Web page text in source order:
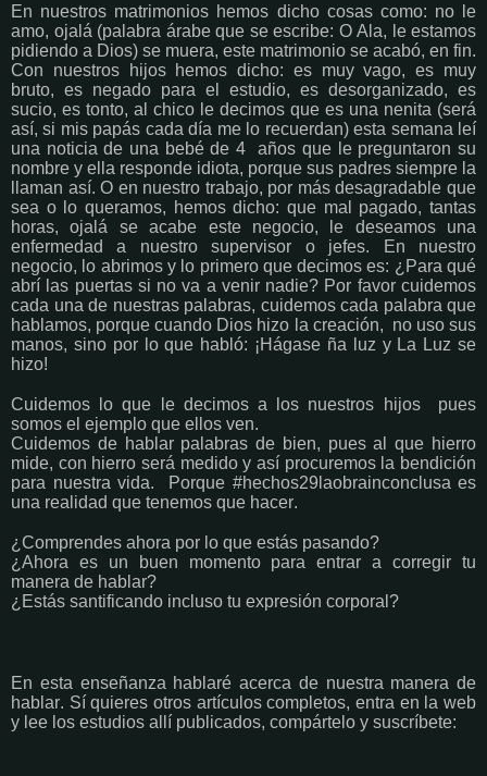
En nuestros matrimonios hemos dicho cosas como: no le
amo, ojalá (palabra árabe que se escribe: O Ala, le estamos
pidiendo a Dios) se muera, este matrimonio se acabó, en fin.
Con nuestros hijos hemos dicho: es muy vago, es muy
bruto, es negado para el estudio, es desorganizado, es
sucio, es tonto, al chico le decimos que es una nenita (será
así, si mis papás cada día me lo recuerdan) esta semana leí
una noticia de una bebé de 4 años que le preguntaron su
nombre y ella responde idiota, porque sus padres siempre la
llaman así. O en nuestro trabajo, por más desagradable que
sea o lo queramos, hemos dicho: que mal pagado, tantas
horas, ojalá se acabe este negocio, le deseamos una
enfermedad a nuestro supervisor o jefes. En nuestro
negocio, lo abrimos y lo primero que decimos es: ¿Para qué
abrí las puertas si no va a venir nadie? Por favor cuidemos
cada una de nuestras palabras, cuidemos cada palabra que
hablamos, porque cuando Dios hizo la creación, no uso sus
manos, sino por lo que habló: ¡Hágase ña luz y La Luz se
hizo!
Cuidemos lo que le decimos a los nuestros hijos pues
somos el ejemplo que ellos ven.
Cuidemos de hablar palabras de bien, pues al que hierro
mide, con hierro será medido y así procuremos la bendición
para nuestra vida. Porque #hechos29laobrainconclusa es
una realidad que tenemos que hacer.
¿Comprendes ahora por lo que estás pasando?
¿Ahora es un buen momento para entrar a corregir tu
manera de hablar?
¿Estás santificando incluso tu expresión corporal?
En esta enseñanza hablaré acerca de nuestra manera de
hablar. Sí quieres otros artículos completos, entra en la web
y lee los estudios allí publicados, compártelo y suscríbete: